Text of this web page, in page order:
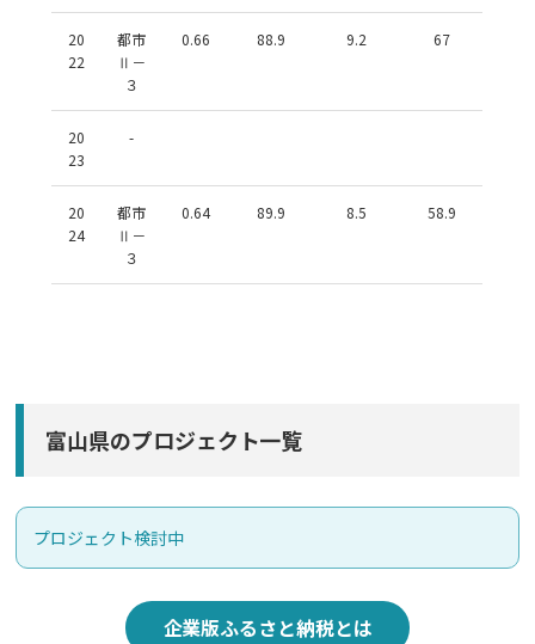
20
22
都市
Ⅱ－
３
0.66 88.9 9.2 67
20
23
-
20
24
都市
Ⅱ－
３
0.64 89.9 8.5 58.9
富山県のプロジェクト一覧
プロジェクト検討中
企業版ふるさと納税とは